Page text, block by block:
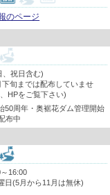
のページ
、祝日含む)
旬までは配布していませ
HPをご覧下さい)
50周年・奥裾花ダム管理開始
布中
～16:00
日(5月から11月は無休)